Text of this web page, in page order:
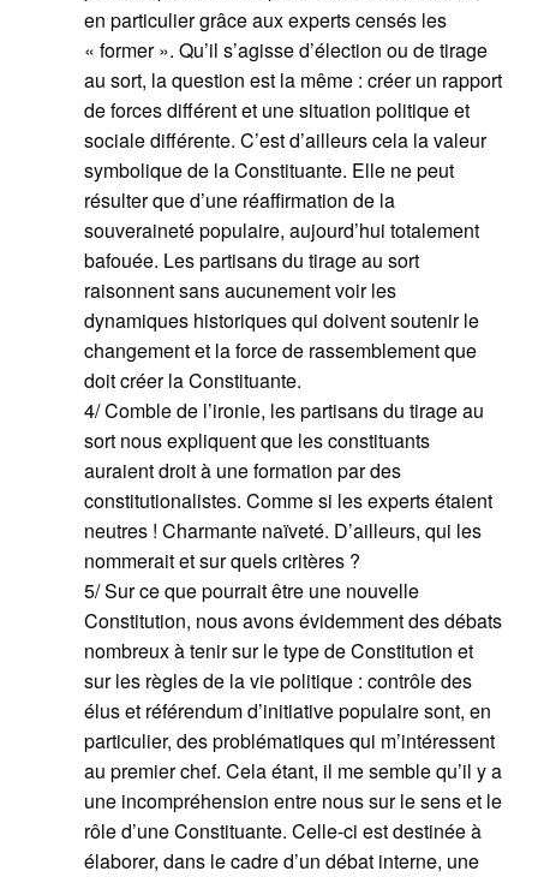
en particulier grâce aux experts censés les
« former ». Qu’il s’agisse d’élection ou de tirage
au sort, la question est la même : créer un rapport
de forces différent et une situation politique et
sociale différente. C’est d’ailleurs cela la valeur
symbolique de la Constituante. Elle ne peut
résulter que d’une réaffirmation de la
souveraineté populaire, aujourd’hui totalement
bafouée. Les partisans du tirage au sort
raisonnent sans aucunement voir les
dynamiques historiques qui doivent soutenir le
changement et la force de rassemblement que
doit créer la Constituante.
4/ Comble de l’ironie, les partisans du tirage au
sort nous expliquent que les constituants
auraient droit à une formation par des
constitutionalistes. Comme si les experts étaient
neutres ! Charmante naïveté. D’ailleurs, qui les
nommerait et sur quels critères ?
5/ Sur ce que pourrait être une nouvelle
Constitution, nous avons évidemment des débats
nombreux à tenir sur le type de Constitution et
sur les règles de la vie politique : contrôle des
élus et référendum d’initiative populaire sont, en
particulier, des problématiques qui m’intéressent
au premier chef. Cela étant, il me semble qu’il y a
une incompréhension entre nous sur le sens et le
rôle d’une Constituante. Celle-ci est destinée à
élaborer, dans le cadre d’un débat interne, une